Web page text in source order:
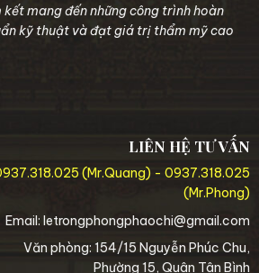
mang đến những công trình hoàn
kỹ thuật và đạt giá trị thẩm mỹ cao
LIÊN HỆ TƯ VẤN
(Mr.Quang) -0937.318.025
(Mr.Phong)
Email:letrongphongphaochi@gmail.com
Văn phòng: 154/15 Nguyễn Phúc Chu,
Phường 15, Quân Tân Bình